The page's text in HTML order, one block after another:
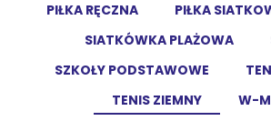
PIŁKA RĘCZNA
PIŁKA
SIATKÓWKA PLAŻOWA
SZKOŁY PODSTAWOWE
TENIS ZIEMNY
W-